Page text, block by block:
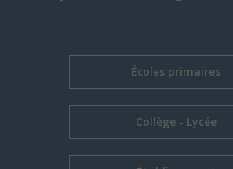
Écoles primaires
Collège - Lycée